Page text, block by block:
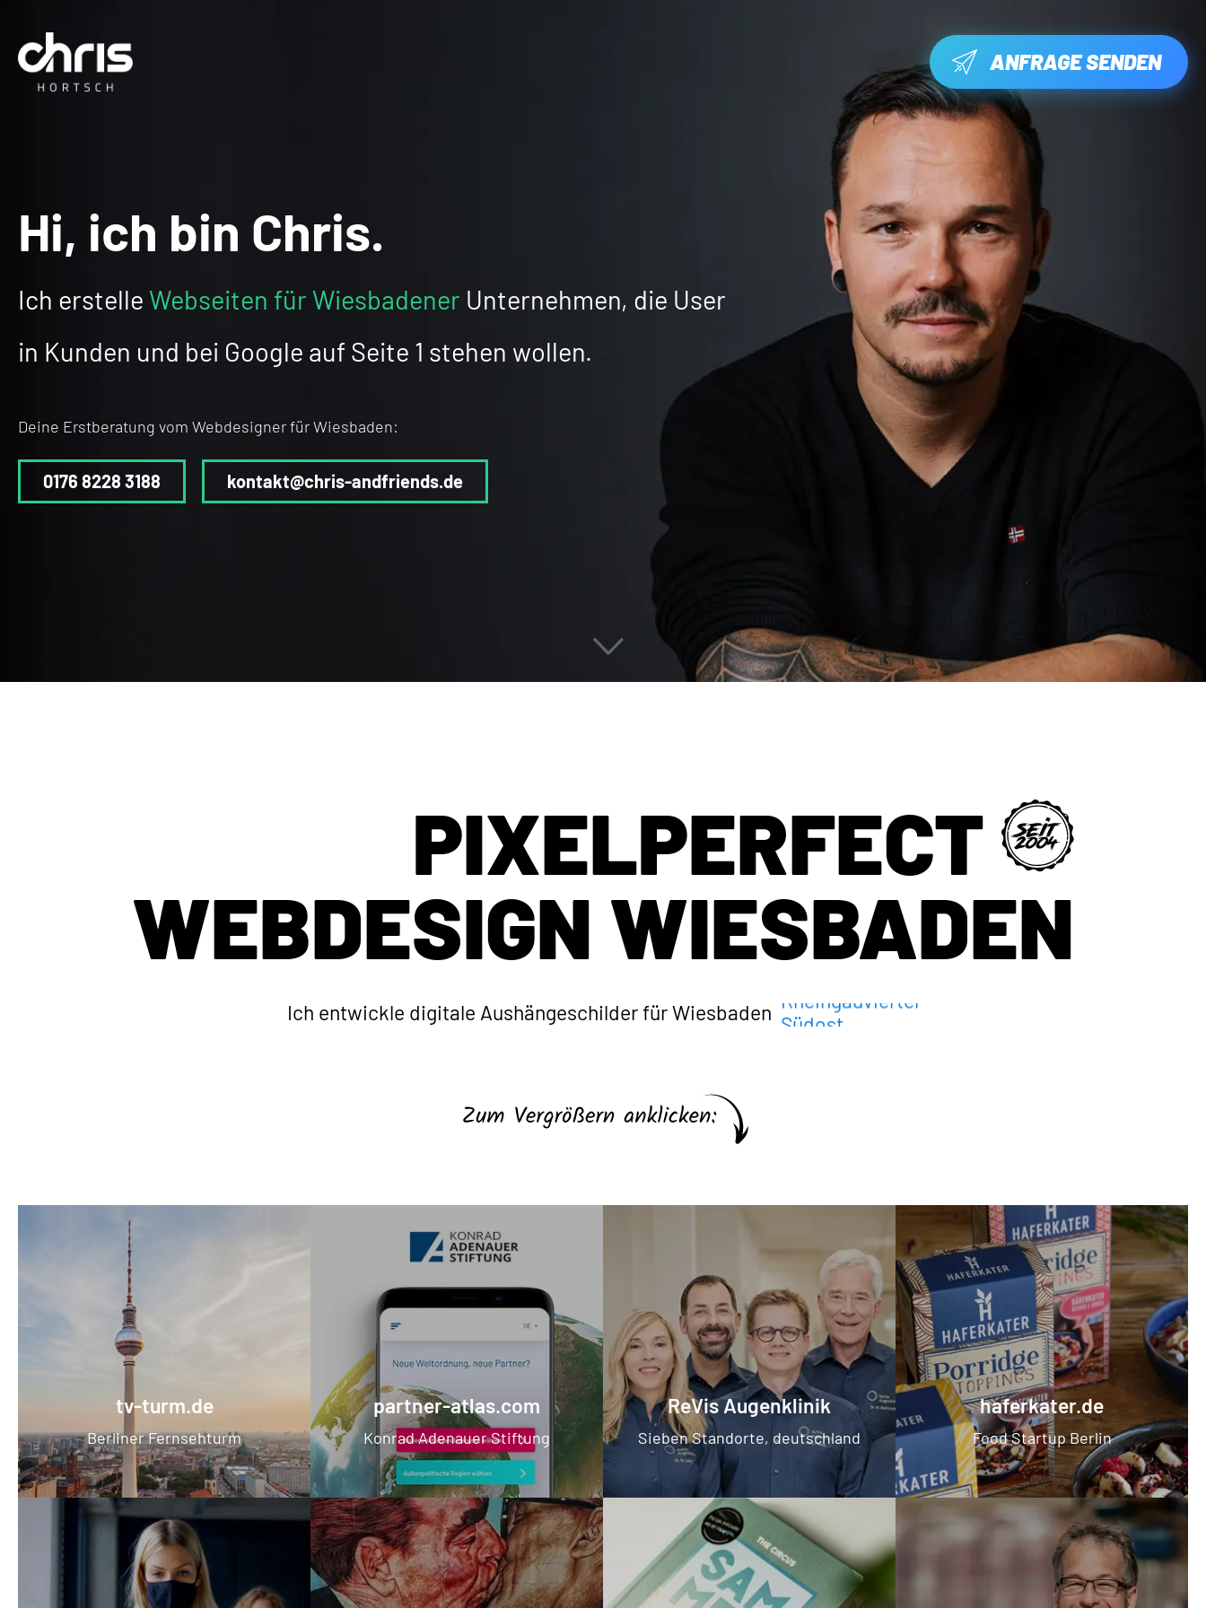
ANFRAGE SENDEN
Hi, ich bin Chris.
Ich erstelle Webseiten für Wiesbadener Unternehmen, die User
in Kunden und bei Google auf Seite 1 stehen wollen.
Deine Erstberatung vom Webdesigner für Wiesbaden:
0176 8228 3188 kontakt@chris-andfriends.de
PIXELPERFECT
WEBDESIGN WIESBADEN
Ich entwickle digitale Aushängeschilder für Wiesbaden Amöneburg
tv-turm.de
Berliner Fernsehturm
partner-atlas.com
Konrad Adenauer Stiftung
ReVis Augenklinik
Sieben Standorte, deutschland
haferkater.de
Food Startup Berlin